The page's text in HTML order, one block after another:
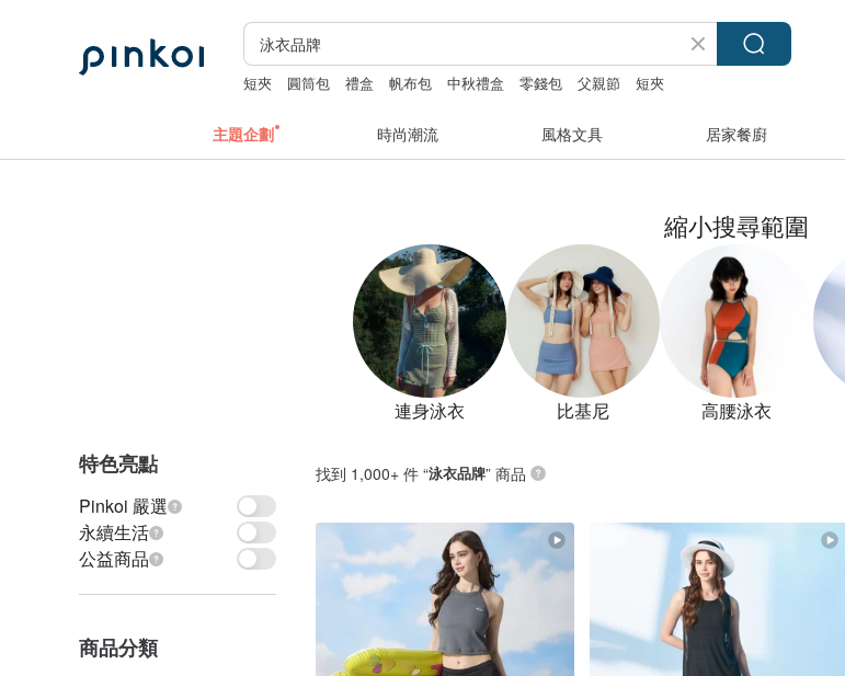
短夾 圓筒包 禮盒 帆布包 中秋禮盒 零錢包 父親節 短夾
主題企劃 時尚潮流 風格文具 居家餐廚
縮小搜尋範圍
連身泳衣 比基尼 高腰泳衣
特色亮點
Pinkoi 嚴選
永續生活
公益商品
商品分類
找到 1,000+ 件 “泳衣品牌” 商品